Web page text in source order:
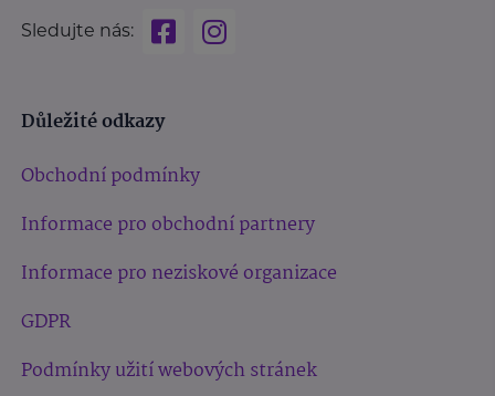
Sledujte nás:
Důležité odkazy
Obchodní podmínky
Informace pro obchodní partnery
Informace pro neziskové organizace
GDPR
Podmínky užití webových stránek